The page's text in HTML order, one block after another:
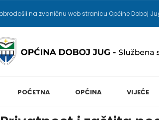
na zvaničnu web stranicu Općine Doboj
POČETNA OPĆINA VIJEĆE